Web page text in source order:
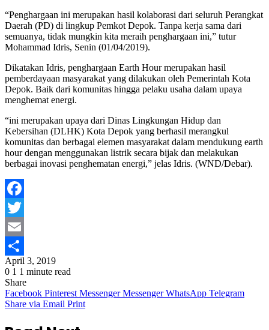
“Penghargaan ini merupakan hasil kolaborasi dari seluruh Perangkat
Daerah (PD) di lingkup Pemkot Depok. Tanpa kerja sama dari
semuanya, tidak mungkin kita meraih penghargaan ini,” tutur
Mohammad Idris, Senin (01/04/2019).
Dikatakan Idris, penghargaan Earth Hour merupakan hasil
pemberdayaan masyarakat yang dilakukan oleh Pemerintah Kota
Depok. Baik dari komunitas hingga pelaku usaha dalam upaya
menghemat energi.
“ini merupakan upaya dari Dinas Lingkungan Hidup dan
Kebersihan (DLHK) Kota Depok yang berhasil merangkul
komunitas dan berbagai elemen masyarakat dalam mendukung earth
hour dengan menggunakan listrik secara bijak dan melakukan
berbagai inovasi penghematan energi,” jelas Idris. (WND/Debar).
Facebook
Twitter
Email
Share
April 3, 2019
0 1 1 minute read
Share
Facebook Pinterest Messenger Messenger WhatsApp Telegram
Share via Email Print